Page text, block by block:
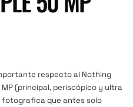
respecto al Nothing
(principal, periscópico y ultra
fotografica que antes solo